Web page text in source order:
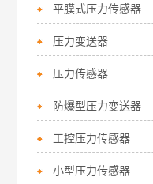
平膜式压力传感器
压力变送器
压力传感器
防爆型压力变送器
工控压力传感器
小型压力传感器